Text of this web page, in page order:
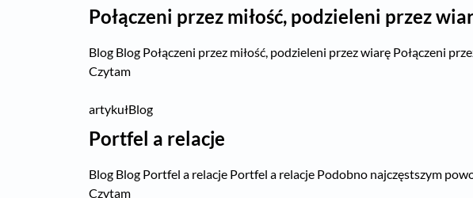
Połączeni przez miłość, podzieleni przez
Blog Blog Połączeni przez miłość, podzieleni przez wiarę Połączeni
Czytam
artykułBlog
Portfel a relacje
Blog Blog Portfel a relacje Portfel a relacje Podobno najczęstszym
Czytam